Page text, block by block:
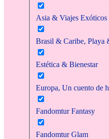
Asia & Viajes Exóticos
Brasil & Caribe, Playa
Estética & Bienestar
Europa, Un cuento de
Fandomtur Fantasy
Fandomtur Glam